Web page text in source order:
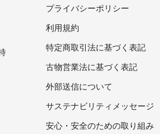
プライバシーポリシー
利用規約
特定商取引法に基づく表記
古物営業法に基づく表記
外部送信について
サステナビリティメッセージ
安心・安全のための取り組み